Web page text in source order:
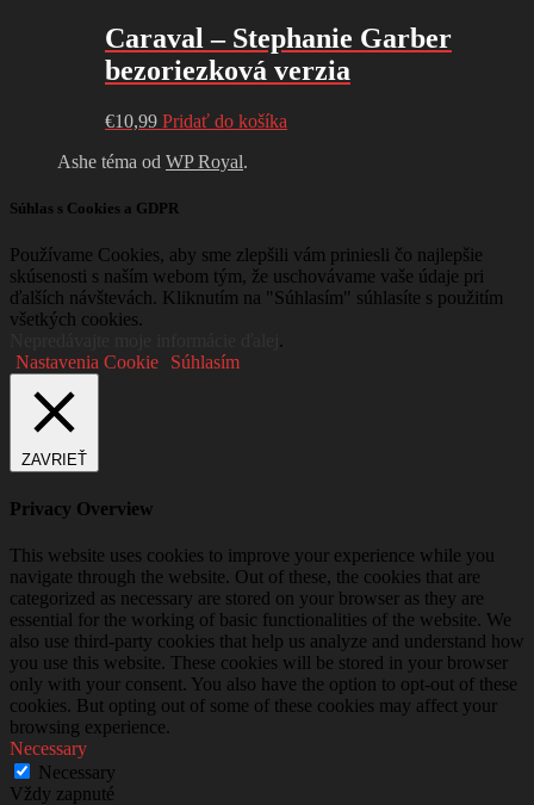
Caraval – Stephanie Garber
bezoriezková verzia
€10,99 Pridať do košíka
Ashe téma od WP Royal.
Súhlas s Cookies a GDPR
Používame Cookies, aby sme zlepšili vám priniesli čo najlepšie
skúsenosti s naším webom tým, že uschovávame vaše údaje pri
ďalších návštevách. Kliknutím na "Súhlasím" súhlasíte s použitím
všetkých cookies.
.
Nastavenia Cookie
Súhlasím
ZAVRIEŤ
Privacy Overview
This website uses cookies to improve your experience while you
navigate through the website. Out of these, the cookies that are
categorized as necessary are stored on your browser as they are
essential for the working of basic functionalities of the website. We
also use third-party cookies that help us analyze and understand how
you use this website. These cookies will be stored in your browser
only with your consent. You also have the option to opt-out of these
cookies. But opting out of some of these cookies may affect your
browsing experience.
Necessary
Necessary
Vždy zapnuté